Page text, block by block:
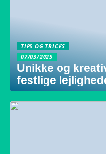
TIPS OG TRICKS
07/03/2025
Unikke og
festlige